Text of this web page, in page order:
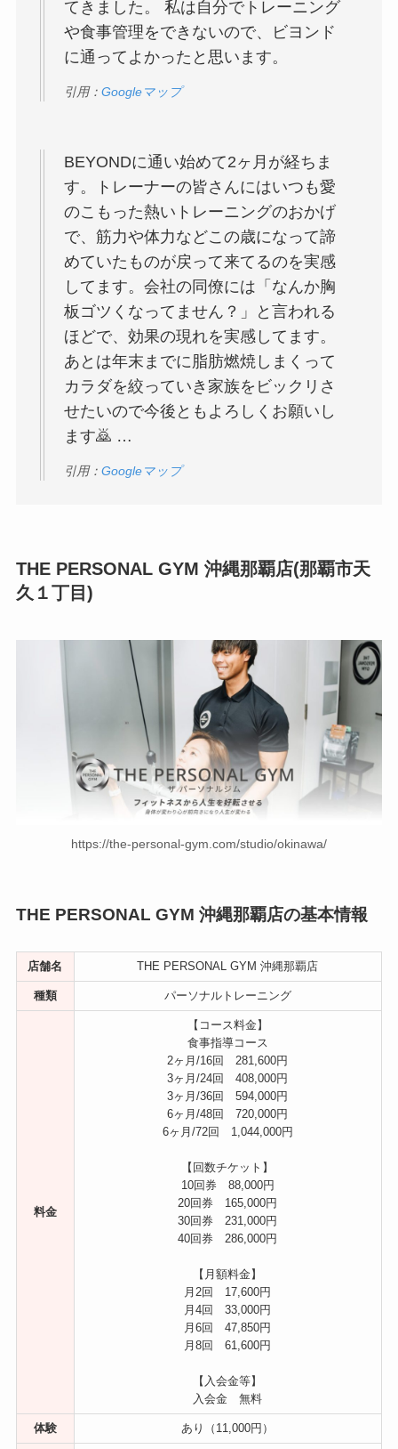
てきました。 私は自分でトレーニング
や食事管理をできないので、ビヨンド
に通ってよかったと思います。
引用： Googleマップ
BEYONDに通い始めて2ヶ月が経ちま
す。トレーナーの皆さんにはいつも愛
のこもった熱いトレーニングのおかげ
で、筋力や体力などこの歳になって諦
めていたものが戻って来てるのを実感
してます。会社の同僚には「なんか胸
板ゴツくなってません？」と言われる
ほどで、効果の現れを実感してます。
あとは年末までに脂肪燃焼しまくって
カラダを絞っていき家族をビックリさ
せたいので今後ともよろしくお願いし
ます🙇 …
引用： Googleマップ
THE PERSONAL GYM 沖縄那覇店(那覇市天
久１丁目)
https://the-personal-gym.com/studio/okinawa/
THE PERSONAL GYM 沖縄那覇店の基本情報
店舗名 THE PERSONAL GYM 沖縄那覇店
種類 パーソナルトレーニング
料金
【コース料金】
食事指導コース
2ヶ月/16回 281,600円
3ヶ月/24回 408,000円
3ヶ月/36回 594,000円
6ヶ月/48回 720,000円
6ヶ月/72回 1,044,000円
【回数チケット】
10回券 88,000円
20回券 165,000円
30回券 231,000円
40回券 286,000円
【月額料金】
月2回 17,600円
月4回 33,000円
月6回 47,850円
月8回 61,600円
【入会金等】
入会金 無料
体験 あり（11,000円）